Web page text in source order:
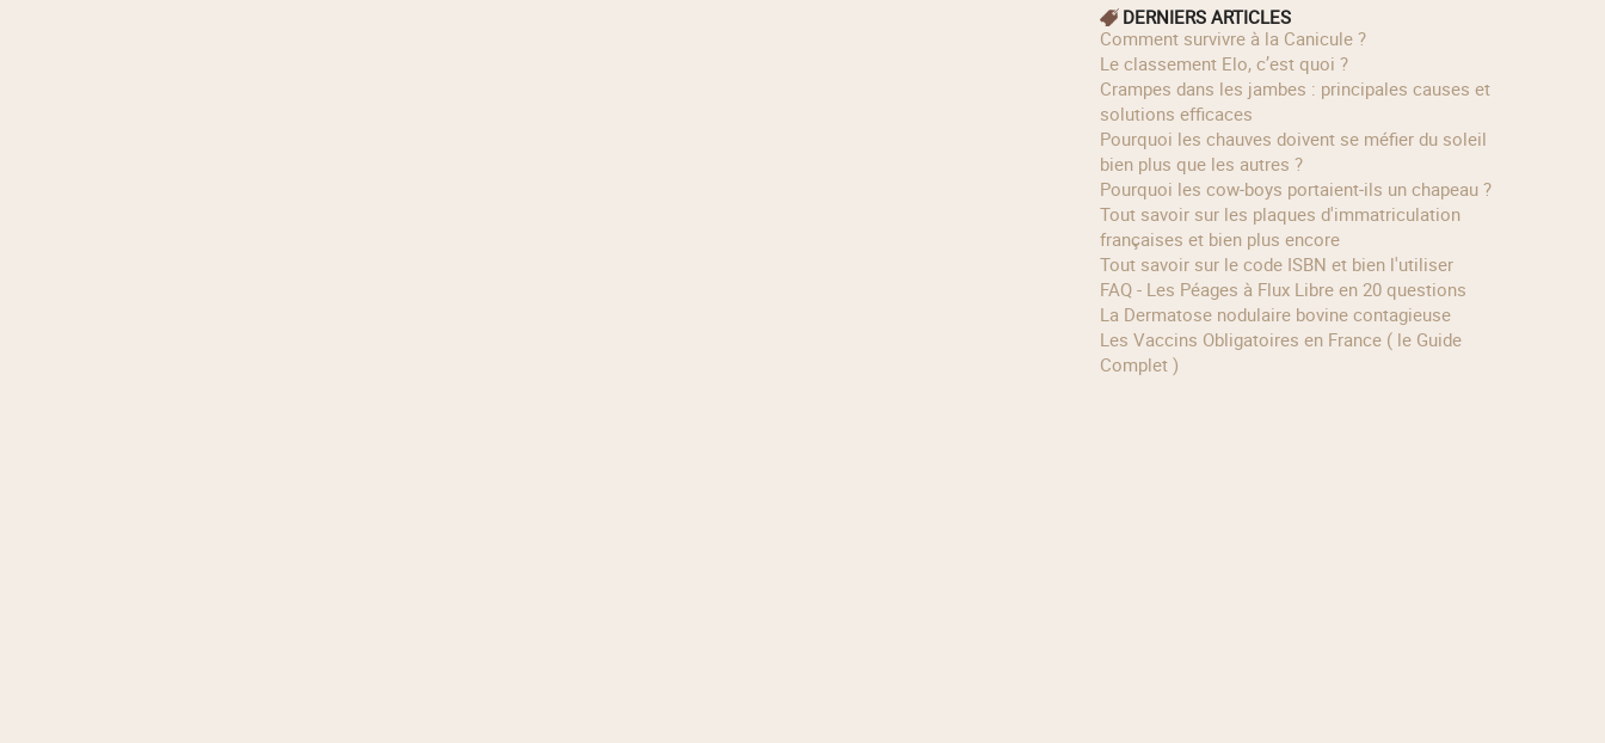
DERNIERS ARTICLES
Comment survivre à la Canicule ?
Le classement Elo, c’est quoi ?
Crampes dans les jambes : principales causes et
solutions efficaces
Pourquoi les chauves doivent se méfier du soleil
bien plus que les autres ?
Pourquoi les cow‑boys portaient‑ils un chapeau ?
Tout savoir sur les plaques d'immatriculation
françaises et bien plus encore
Tout savoir sur le code ISBN et bien l'utiliser
FAQ - Les Péages à Flux Libre en 20 questions
La Dermatose nodulaire bovine contagieuse
Les Vaccins Obligatoires en France ( le Guide
Complet )